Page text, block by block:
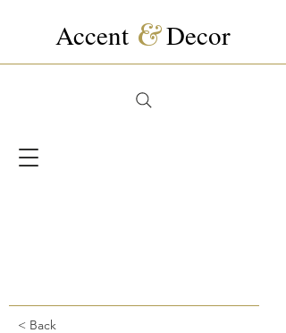
Accent &Decor
< Back